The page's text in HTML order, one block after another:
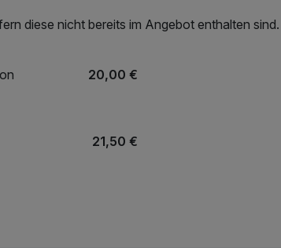
diese nicht bereits im Angebot enthalten sind.
20,00 €
21,50 €